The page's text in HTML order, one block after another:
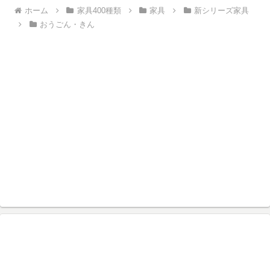
ホーム 家具400種類 家具
新シリーズ家具
おうごん・きん